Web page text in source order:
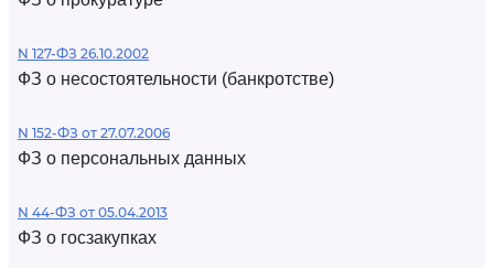
N 127-ФЗ 26.10.2002
ФЗ о несостоятельности (банкротстве)
N 152-ФЗ от 27.07.2006
ФЗ о персональных данных
N 44-ФЗ от 05.04.2013
ФЗ о госзакупках